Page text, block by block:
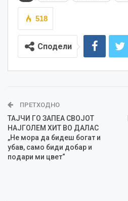
518
Сподели
ПРЕТХОДНО
ТАЈЧИ ГО ЗАПЕА СВОЈОТ
НАЈГОЛЕМ ХИТ ВО ДАЛАС
„Не мора да бидеш богат и
убав, само биди добар и
подари ми цвет“